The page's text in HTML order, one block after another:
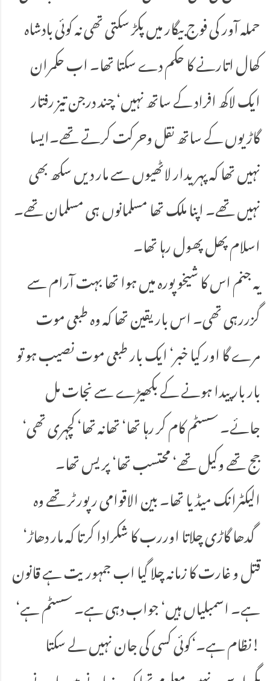
حملہ آور کی فوج بیگار میں پکڑ سکتی تھی نہ کوئی بادشاہ
کھال اتارنے کا حکم دے سکتا تھا۔ اب حکمران
ایک لاکھ افراد کے ساتھ نہیں‘ چند درجن تیز رفتار
گاڑیوں کے ساتھ نقل وحرکت کرتے تھے۔ایسا
نہیں تھا کہ پہریدار لاٹھیوں سے مار دیں سکھ بھی
نہیں تھے۔ اپنا ملک تھا مسلمانوں ہی مسلمان تھے۔
اسلام پھل پھول رہا تھا۔
یہ جنم اس کا شیخو پورہ میں ہوا تھا بہت آرام سے
گزررہی تھی۔ اس بار یقین تھا کہ وہ طبعی موت
مرے گا اور کیا خبر‘ ایک بار طبعی موت نصیب ہو تو
بار بار پیدا ہونے کے بکھیڑے سے نجات مل
جائے۔ سسٹم کام کر رہا تھا‘ تھانہ تھا‘ کچہری تھی‘
جج تھے وکیل تھے‘ محتسب تھا‘ پریس تھا۔
الیکٹرانک میڈیا تھا۔ بین الاقوامی رپورٹر تھے وہ
گدھا گاڑی چلاتا اوررب کا شکرادا کرتا کہ مار دھاڑ‘
قتل و غارت کا زمانہ چلا گیا اب جمہوریت ہے قانون
ہے۔ اسمبلیاں ہیں‘ جواب دہی ہے۔ سسٹم ہے‘
نظام ہے۔‘کوئی کسی کی جان نہیں لے سکتا!